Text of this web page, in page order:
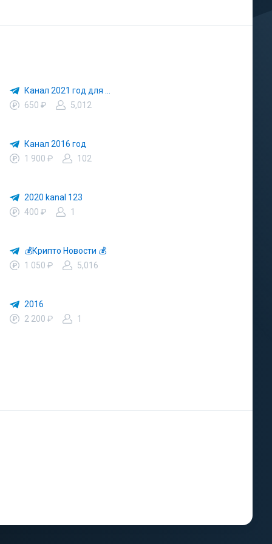
650 ₽
5,012
Канал 2016 год
1 900 ₽
102
2020 kanal 123
400 ₽
1
💰Крипто Новости 💰
1 050 ₽
5,016
2016
2 200 ₽
1